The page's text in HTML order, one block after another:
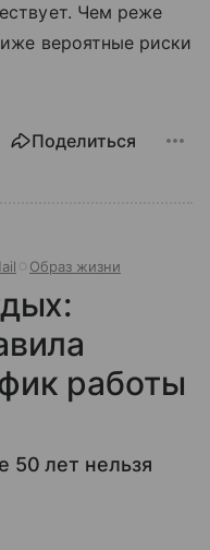
Чем реже
вероятные риски
Поделиться
Образ жизни
работы
50 лет нельзя